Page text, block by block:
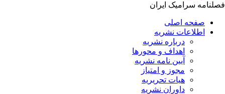
سرامیک ایران
صفحه اصلی
اطلاعات نشریه
درباره نشریه
اهداف و محورها
آیین نامه نشریه
مجوز و امتیاز
هیات تحریریه
داوران نشریه